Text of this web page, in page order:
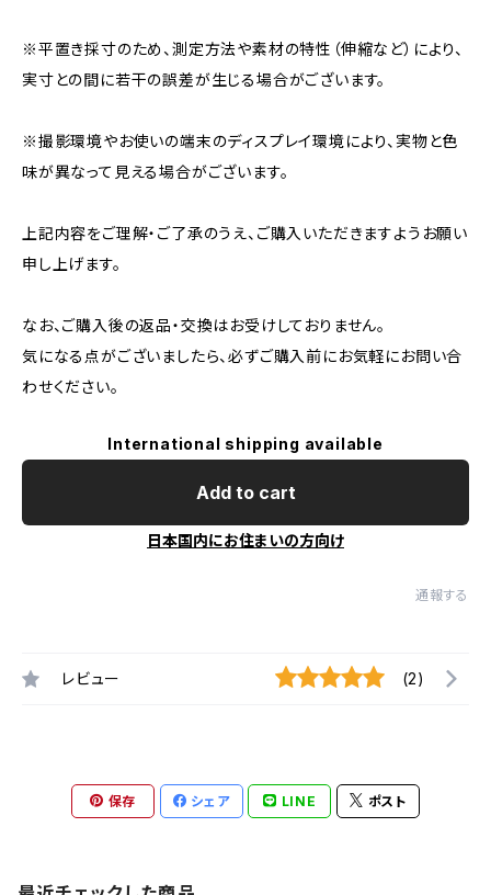
※平置き採寸のため、測定方法や素材の特性（伸縮など）により、
実寸との間に若干の誤差が生じる場合がございます。
※撮影環境やお使いの端末のディスプレイ環境により、実物と色
味が異なって見える場合がございます。
上記内容をご理解・ご了承のうえ、ご購入いただきますようお願い
申し上げます。
なお、ご購入後の返品・交換はお受けしておりません。
気になる点がございましたら、必ずご購入前にお気軽にお問い合
わせください。
International shipping available
Add to cart
日本国内にお住まいの方向け
通報する
レビュー (2)
保存 シェア LINE ポスト